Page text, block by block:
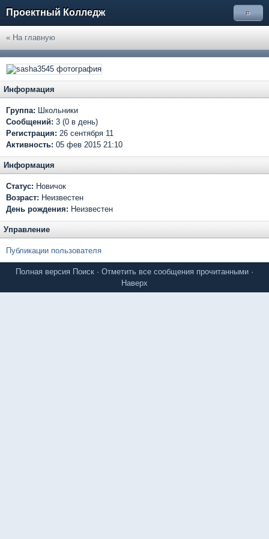
Проектный Колледж »
« На главную
Информация
Группа: Школьники
Сообщений: 3 (0 в день)
Регистрация: 26 сентября 11
Активность: 05 фев 2015 21:10
Информация
Статус: Новичок
Возраст: Неизвестен
День рождения: Неизвестен
Управление
Публикации пользователя
Полная версия Поиск · Отметить все сообщения прочитанными ·
Наверх